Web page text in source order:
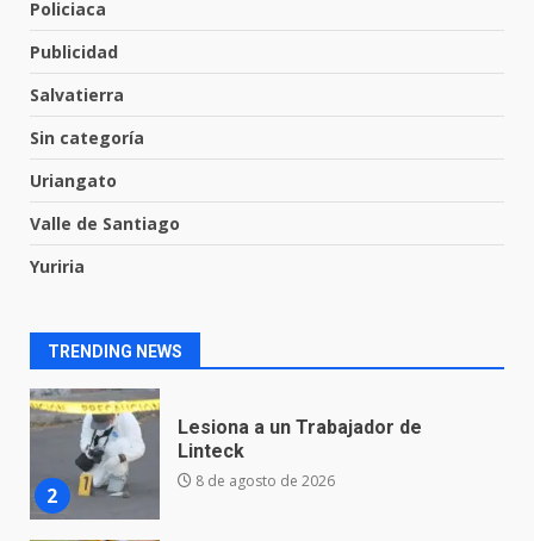
Policiaca
Publicidad
Salvatierra
Sin categoría
Uriangato
Valle de Santiago
Yuriria
TRENDING NEWS
7
1
8 de agosto de 2026
2
3
Aprender jugando también salva
vidas.